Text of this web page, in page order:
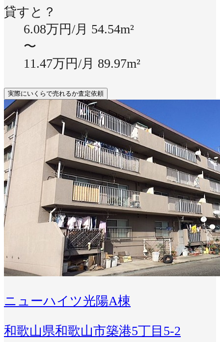
貸すと？
6.08万円/月 54.54m²
〜
11.47万円/月 89.97m²
実際にいくらで売れるか査定依頼
ニューハイツ光陽A棟
和歌山県和歌山市築港5丁目5-2